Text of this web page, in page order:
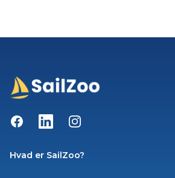
FacebookLinkedInInstagram
Hvad er SailZoo?